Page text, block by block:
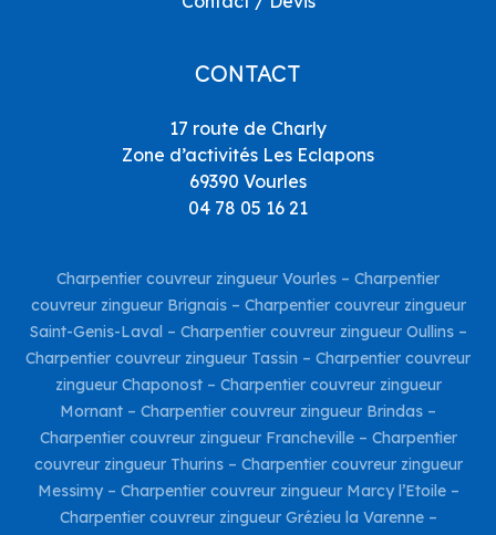
CONTACT
17 route de Charly
Zone d’activités Les Eclapons
69390 Vourles
04 78 05 16 21
Charpentier couvreur zingueur Vourles – Charpentier
couvreur zingueur Brignais– Charpentier couvreur zingueur
Saint-Genis-Laval – Charpentier couvreur zingueur Oullins–
Charpentier couvreur zingueur Tassin – Charpentier couvreur
zingueur Chaponost– Charpentier couvreur zingueur
Mornant – Charpentier couvreur zingueur Brindas –
Charpentier couvreur zingueur Francheville– Charpentier
couvreur zingueur Thurins– Charpentier couvreur zingueur
Messimy– Charpentier couvreur zingueur Marcy l’Etoile–
Charpentier couvreur zingueur Grézieu la Varenne–